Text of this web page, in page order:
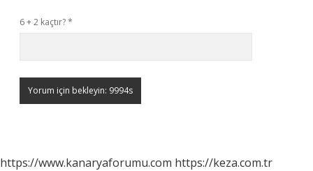
6 + 2 kaçtır?*
https://www.kanaryaforumu.com https://keza.com.tr